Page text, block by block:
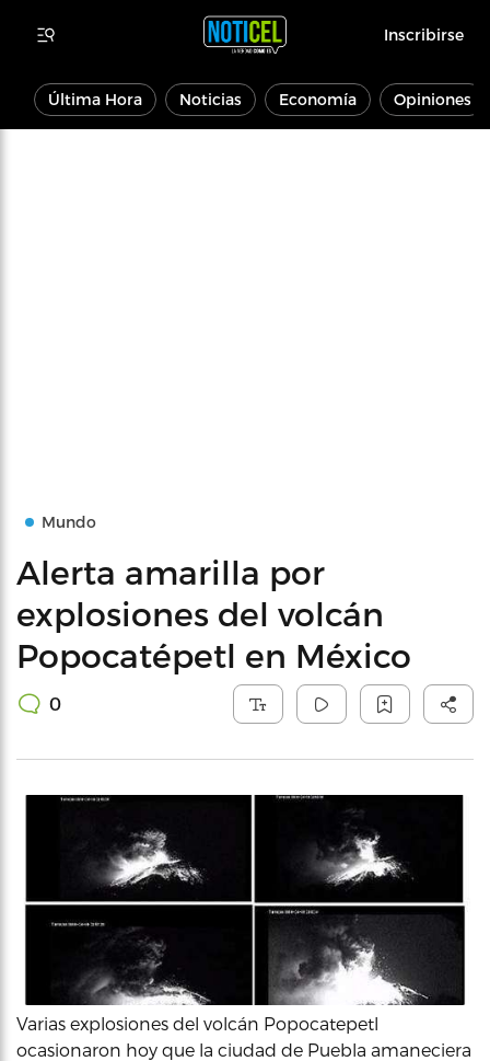
Inscribirse
Última Hora Noticias Economía Opiniones
Mundo
Alerta amarilla por
explosiones del volcán
Popocatépetl en México
0
Varias explosiones del volcán Popocatepetl
ocasionaron hoy que la ciudad de Puebla amaneciera